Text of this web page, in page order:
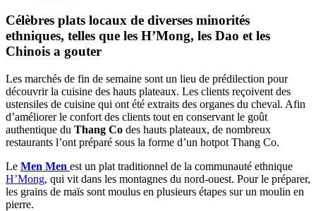
Célèbres plats locaux de diverses minorités
ethniques, telles que les H’Mong, les Dao et les
Chinois a gouter
Les marchés de fin de semaine sont un lieu de prédilection pour
découvrir la cuisine des hauts plateaux. Les clients reçoivent des
ustensiles de cuisine qui ont été extraits des organes du cheval. Afin
d’améliorer le confort des clients tout en conservant le goût
authentique du Thang Co des hauts plateaux, de nombreux
restaurants l’ont préparé sous la forme d’un hotpot Thang Co.
Le Men Men est un plat traditionnel de la communauté ethnique
H’Mong, qui vit dans les montagnes du nord-ouest. Pour le préparer,
les grains de maïs sont moulus en plusieurs étapes sur un moulin en
pierre.